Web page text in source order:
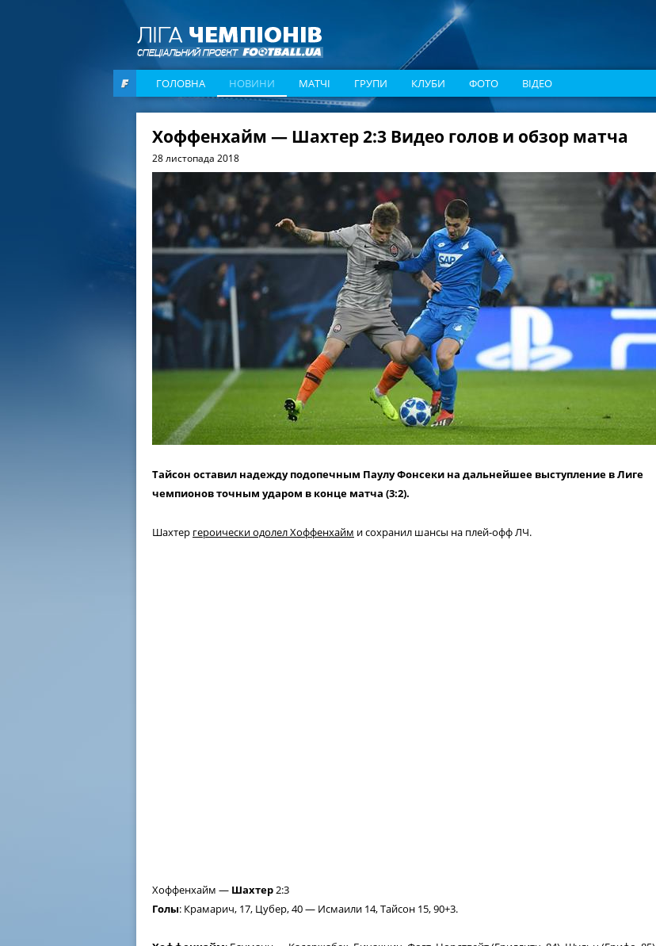
ГОЛОВНА НОВИНИ МАТЧІ ГРУПИ КЛУБИ ФОТО ВІДЕО
Хоффенхайм — Шахтер 2:3 Видео голов и обзор матча
28 листопада 2018
Тайсон оставил надежду подопечным Паулу Фонсеки на дальнейшее выступление в Лиге
чемпионов точным ударом в конце матча (3:2).
Шахтер героически одолел Хоффенхайм и сохранил шансы на плей-офф ЛЧ.
Хоффенхайм — Шахтер2:3
Голы: Крамарич, 17, Цубер, 40 — Исмаили 14, Тайсон 15, 90+3.